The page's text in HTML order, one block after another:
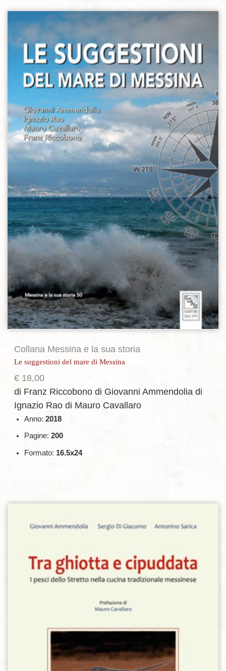
Aggiungi alla lista dei desideri
Collana Messina e la sua storia
Le suggestioni del mare di Messina
€ 18,00
di Franz Riccobono di Giovanni Ammendolia di
Ignazio Rao di Mauro Cavallaro
Anno: 2018
Pagine: 200
Formato: 16.5x24